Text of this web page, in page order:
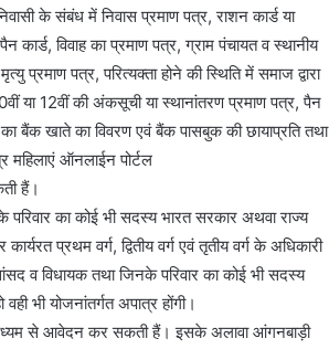
के संबंध में निवास प्रमाण पत्र, राशन कार्ड या
कार्ड, विवाह का प्रमाण पत्र, ग्राम पंचायत व स्थानीय
प्रमाण पत्र, परित्यक्ता होने की स्थिति में समाज द्वारा
या 12वीं की अंकसूची या स्थानांतरण प्रमाण पत्र, पैन
बैंक खाते का विवरण एवं बैंक पासबुक की छायाप्रति तथा
महिलाएं ऑनलाईन पोर्टल
हैं।
परिवार का कोई भी सदस्य भारत सरकार अथवा राज्य
प्रथम वर्ग, द्वितीय वर्ग एवं तृतीय वर्ग के अधिकारी
व विधायक तथा जिनके परिवार का कोई भी सदस्य
भी योजनांतर्गत अपात्र होंगी।
से आवेदन कर सकती हैं। इसके अलावा आंगनबाड़ी